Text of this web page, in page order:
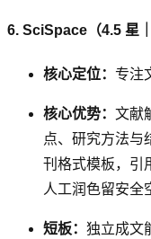
6. SciSpace（4.5 星
核心定位： 专注
核心优势： 文献
点、研究方法与
刊格式模板，引
人工润色留安全
短板： 独立成文